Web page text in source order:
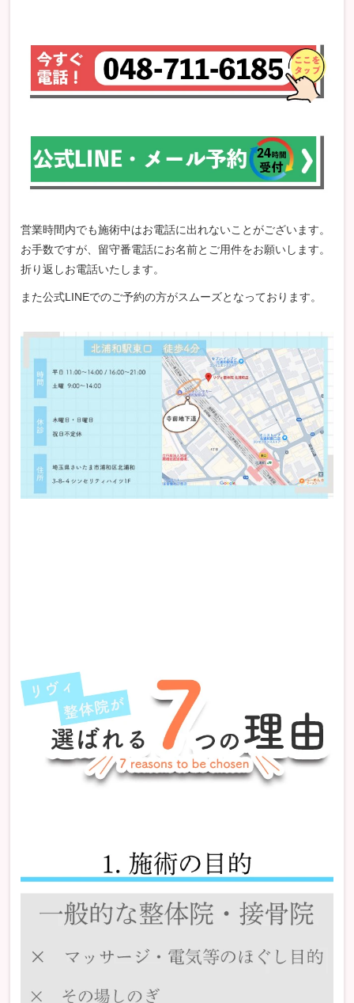
営業時間内でも施術中はお電話に出れないことがございます。
お手数ですが、留守番電話にお名前とご用件をお願いします。
折り返しお電話いたします。
また公式LINEでのご予約の方がスムーズとなっております。